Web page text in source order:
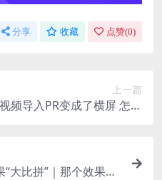
分享 收藏 点赞(0)
上一篇
频导入PR变成了横屏 怎么
大比拼”｜那个效果